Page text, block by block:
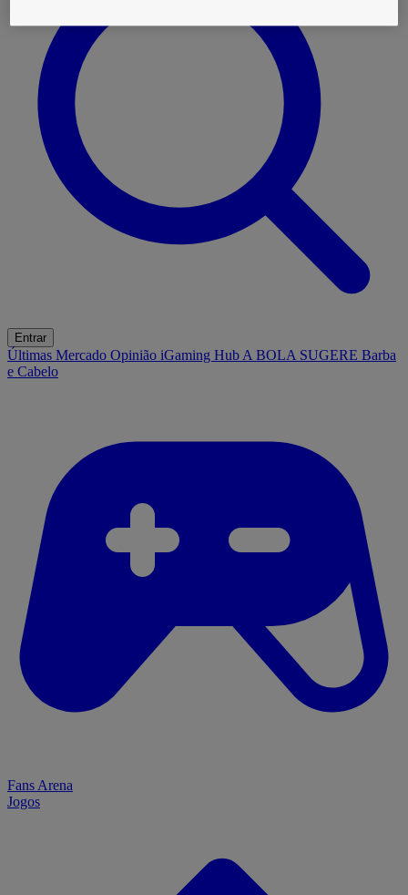
Entrar
Últimas Mercado Opinião iGaming Hub A BOLA SUGERE Barba
e Cabelo
Fans Arena
Jogos